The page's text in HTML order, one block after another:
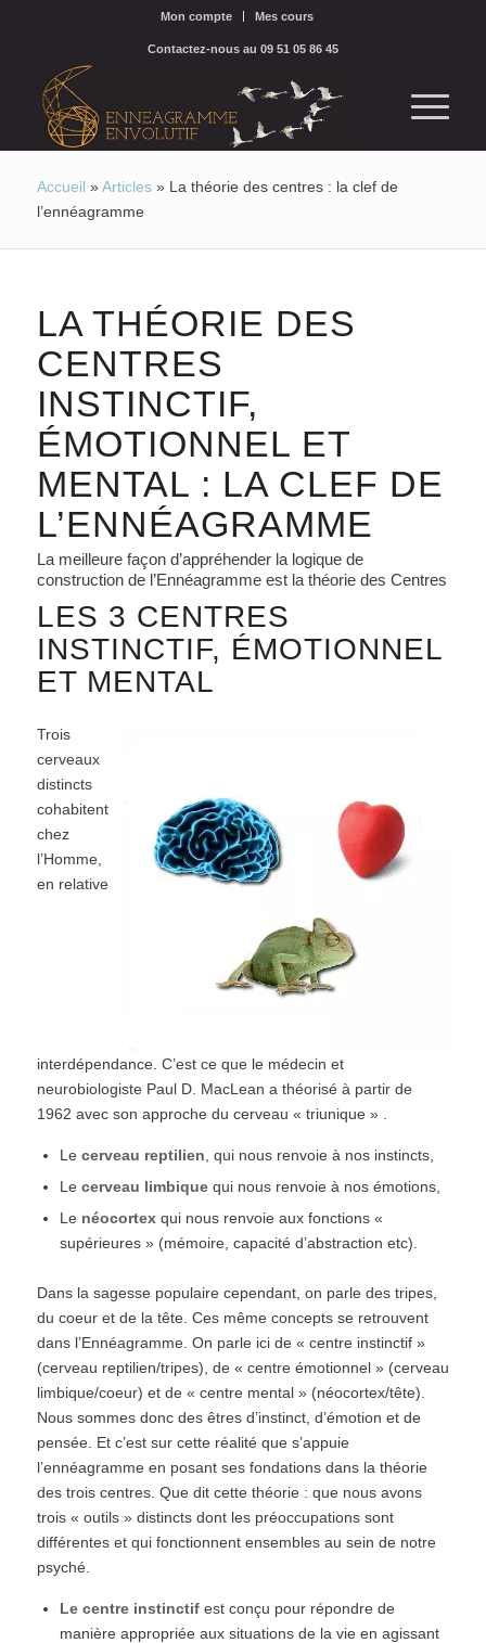
Mon compte Mes cours
Contactez-nous au 09 51 05 86 45
Accueil »Articles» La théorie des centres : la clef de
l’ennéagramme
LA THÉORIE DES
CENTRES
INSTINCTIF,
ÉMOTIONNEL ET
MENTAL : LA CLEF DE
L’ENNÉAGRAMME
La meilleure façon d’appréhender la logique de
construction de l’Ennéagramme est la théorie des Centres
LES 3 CENTRES
INSTINCTIF, ÉMOTIONNEL
ET MENTAL
Trois
cerveaux
distincts
cohabitent
chez
l’Homme,
en relative
interdépendance. C’est ce que le médecin et
neurobiologiste Paul D. MacLean a théorisé à partir de
1962 avec son approche du cerveau « triunique » .
Le cerveau reptilien , qui nous renvoie à nos instincts,
Le cerveau limbiquequi nous renvoie à nos émotions,
Le néocortexqui nous renvoie aux fonctions «
supérieures » (mémoire, capacité d’abstraction etc).
Dans la sagesse populaire cependant, on parle des tripes,
du coeur et de la tête. Ces même concepts se retrouvent
dans l’Ennéagramme. On parle ici de « centre instinctif »
(cerveau reptilien/tripes), de « centre émotionnel » (cerveau
limbique/coeur) et de « centre mental » (néocortex/tête).
Nous sommes donc des êtres d’instinct, d’émotion et de
pensée. Et c’est sur cette réalité que s’appuie
l’ennéagramme en posant ses fondations dans la théorie
des trois centres. Que dit cette théorie : que nous avons
trois « outils » distincts dont les préoccupations sont
différentes et qui fonctionnent ensembles au sein de notre
psyché.
Le centre instinctifest conçu pour répondre de
manière appropriée aux situations de la vie en agissant